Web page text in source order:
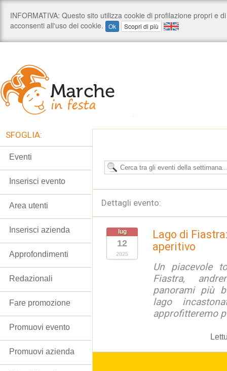
Dettagli evento:
lug
12
2025
Lago di
aperitivo
Un piacevole
Fiastra,
panorami più
lago
approfitteremo
SFOGLIA:
Eventi
Inserisci evento
Area utenti
Inserisci azienda
Approfondimenti
Redazionali
Fare promozione
Promuovi evento
Promuovi azienda